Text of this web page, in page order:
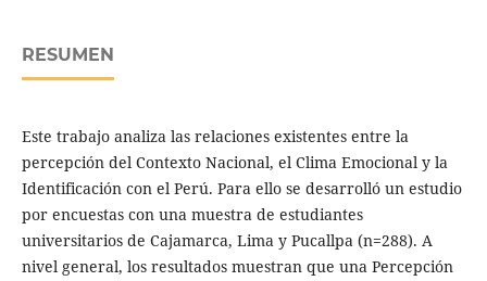
RESUMEN
Este trabajo analiza las relaciones existentes entre la
percepción del Contexto Nacional, el Clima Emocional y la
Identificación con el Perú. Para ello se desarrolló un estudio
por encuestas con una muestra de estudiantes
universitarios de Cajamarca, Lima y Pucallpa (n=288). A
nivel general, los resultados muestran que una Percepción